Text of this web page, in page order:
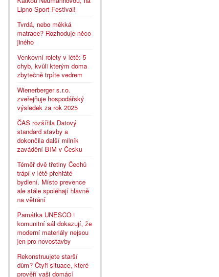
Lipno Sport Festival!
Tvrdá, nebo měkká
matrace? Rozhoduje něco
jiného
Venkovní rolety v létě: 5
chyb, kvůli kterým doma
zbytečně trpíte vedrem
Wienerberger s.r.o.
zveřejňuje hospodářský
výsledek za rok 2025
ČAS rozšířila Datový
standard stavby a
dokončila další milník
zavádění BIM v Česku
Téměř dvě třetiny Čechů
trápí v létě přehřáté
bydlení. Místo prevence
ale stále spoléhají hlavně
na větrání
Památka UNESCO i
komunitní sál dokazují, že
moderní materiály nejsou
jen pro novostavby
Rekonstruujete starší
dům? Čtyři situace, které
prověří vaši domácí